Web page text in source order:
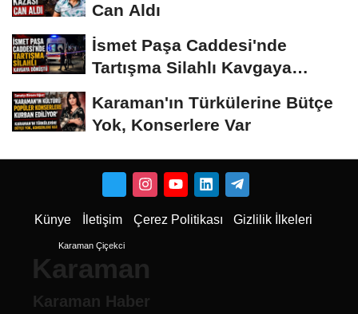
Can Aldı
İsmet Paşa Caddesi'nde
Tartışma Silahlı Kavgaya
Karaman'ın Türkülerine Bütçe
Yok, Konserlere Var
Künye İletişim Çerez Politikası Gizlilik İlkeleri
Karaman Çiçekci
Karaman
Karaman Haber